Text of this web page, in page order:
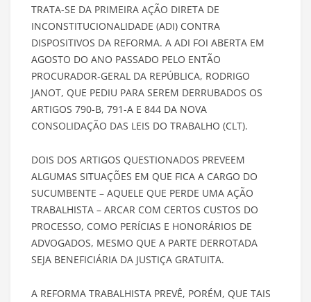
TRATA-SE DA PRIMEIRA AÇÃO DIRETA DE
INCONSTITUCIONALIDADE (ADI) CONTRA
DISPOSITIVOS DA REFORMA. A ADI FOI ABERTA EM
AGOSTO DO ANO PASSADO PELO ENTÃO
PROCURADOR-GERAL DA REPÚBLICA, RODRIGO
JANOT, QUE PEDIU PARA SEREM DERRUBADOS OS
ARTIGOS 790-B, 791-A E 844 DA NOVA
CONSOLIDAÇÃO DAS LEIS DO TRABALHO (CLT).
DOIS DOS ARTIGOS QUESTIONADOS PREVEEM
ALGUMAS SITUAÇÕES EM QUE FICA A CARGO DO
SUCUMBENTE – AQUELE QUE PERDE UMA AÇÃO
TRABALHISTA – ARCAR COM CERTOS CUSTOS DO
PROCESSO, COMO PERÍCIAS E HONORÁRIOS DE
ADVOGADOS, MESMO QUE A PARTE DERROTADA
SEJA BENEFICIÁRIA DA JUSTIÇA GRATUITA.
A REFORMA TRABALHISTA PREVÊ, PORÉM, QUE TAIS